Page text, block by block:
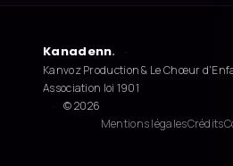
Kanadenn.
·
Kanvoz Production & Le Chœur
Association loi 1901
·
© 2026
Mentions légalesCrédits